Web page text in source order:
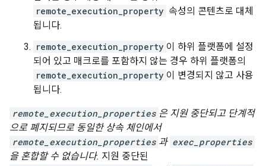
remote_execution_property 속성의 콘텐츠로 대체
됩니다.
remote_execution_property 이 하위 플랫폼에 설정
되어 있고 매크로를 포함하지 않는 경우 하위 플랫폼의
remote_execution_property 이 변경되지 않고 사용
됩니다.
remote_execution_properties 은 지원 중단되고 단계적
으로 폐지되므로 동일한 상속 체인에서
remote_execution_properties 과 exec_properties
을 혼합할 수 없습니다. 지원 중단된